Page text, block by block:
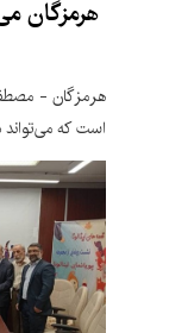
هرمزگان
هرمزگان -
است که